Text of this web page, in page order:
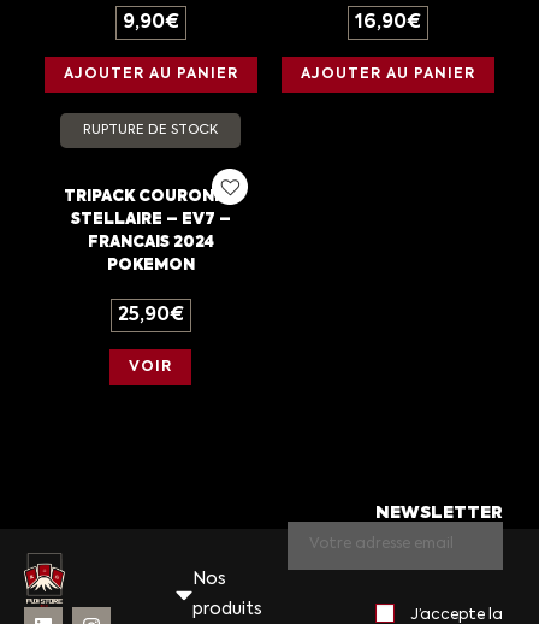
9,90€
AJOUTER AU PANIER
16,90€
AJOUTER AU PANIER
RUPTURE DE STOCK
TRIPACK COURONNE
STELLAIRE – EV7 –
FRANCAIS 2024
POKEMON
25,90€
VOIR
Nos
produits
NEWSLETTER
J’accepte la